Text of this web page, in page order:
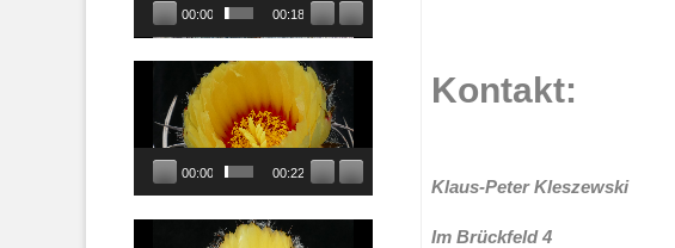
Kontakt:
Klaus-Peter Kleszewski
Im Brückfeld 4
00:00 00:18
Player
00:00 00:22